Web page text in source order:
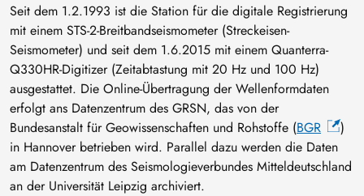
Seit dem 1.2.1993 ist die Station für die digitale Registrierung
mit einem STS-2-Breitbandseismometer (Streckeisen-
Seismometer) und seit dem 1.6.2015 mit einem Quanterra-
Q330HR-Digitizer (Zeitabtastung mit 20 Hz und 100 Hz)
ausgestattet. Die Online-Übertragung der Wellenformdaten
erfolgt ans Datenzentrum des GRSN, das von der
Bundesanstalt für Geowissenschaften und Rohstoffe (BGR
)
in Hannover betrieben wird. Parallel dazu werden die Daten
am Datenzentrum des Seismologieverbundes Mitteldeutschland
an der Universität Leipzig archiviert.